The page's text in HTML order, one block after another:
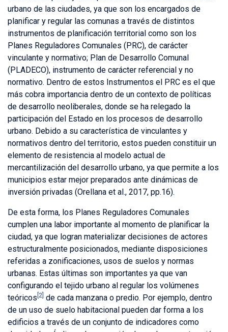
urbano de las ciudades, ya que son los encargados de
planificar y regular las comunas a través de distintos
instrumentos de planificación territorial como son los
Planes Reguladores Comunales (PRC), de carácter
vinculante y normativo; Plan de Desarrollo Comunal
(PLADECO), instrumento de carácter referencial y no
normativo. Dentro de estos Instrumentos el PRC es el que
más cobra importancia dentro de un contexto de políticas
de desarrollo neoliberales, donde se ha relegado la
participación del Estado en los procesos de desarrollo
urbano. Debido a su característica de vinculantes y
normativos dentro del territorio, estos pueden constituir un
elemento de resistencia al modelo actual de
mercantilización del desarrollo urbano, ya que permite a los
municipios estar mejor preparados ante dinámicas de
inversión privadas (Orellana et al., 2017, pp.16).
De esta forma, los Planes Reguladores Comunales
cumplen una labor importante al momento de planificar la
ciudad, ya que logran materializar decisiones de actores
estructuralmente posicionados, mediante disposiciones
referidas a zonificaciones, usos de suelos y normas
urbanas. Estas últimas son importantes ya que van
configurando el tejido urbano al regular los volúmenes
teóricos [2] de cada manzana o predio. Por ejemplo, dentro
de un uso de suelo habitacional pueden dar forma a los
edificios a través de un conjunto de indicadores como